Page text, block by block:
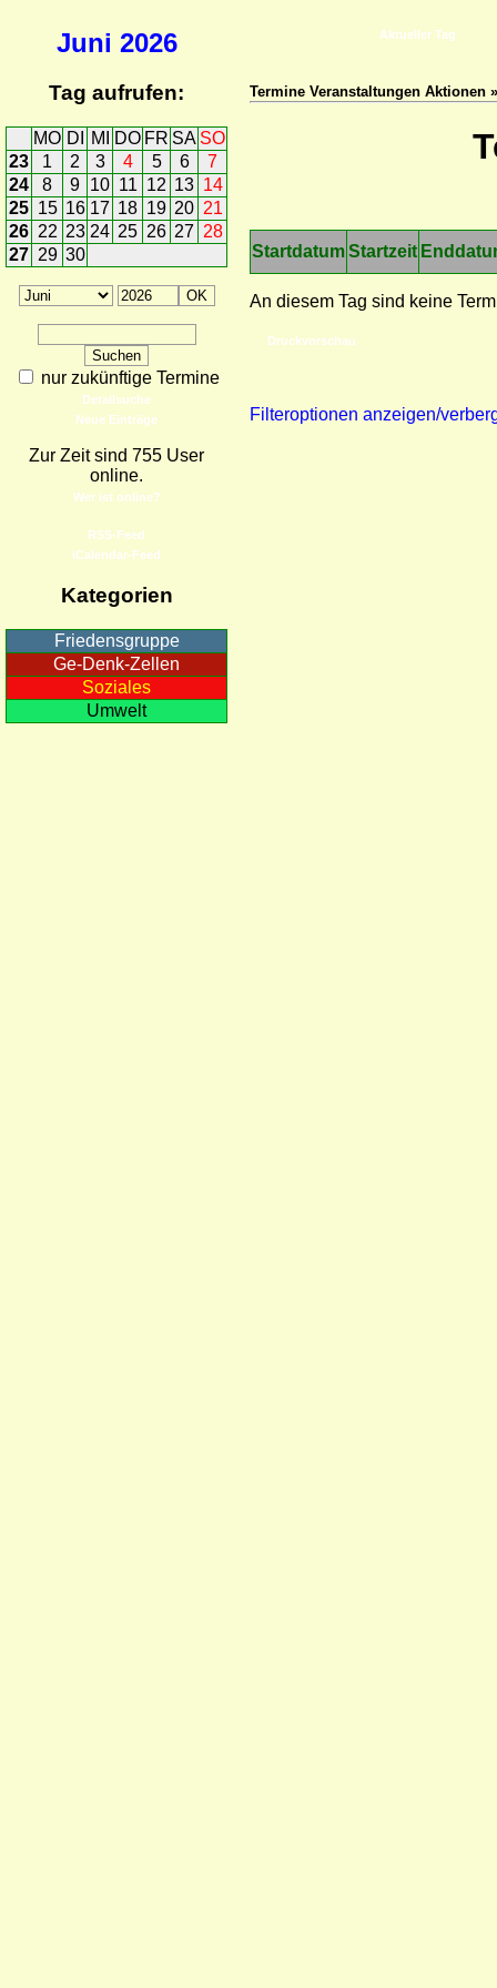
Juni 2026
Tag aufrufen:
MO DI MI DO FR SA SO
23
1 2 3 4 5 6
7
24
8 9 10 11 12 13 14
25 15 16 17 18 19 20 21
26 22 23 24 25 26 27 28
27 29 30
nur zukünftige Termine
Detailsuche
Neue Einträge
Zur Zeit sind 755 User
online.
Wer ist online?
RSS-Feed
iCalendar-Feed
Kategorien
Friedensgruppe
Ge-Denk-Zellen
Soziales
Umwelt
Aktueller Tag
Termine Veranstaltungen Aktionen
StartdatumStartzeit
An diesem Tag sind keine
Druckvorschau
Filteroptionen anzeigen/